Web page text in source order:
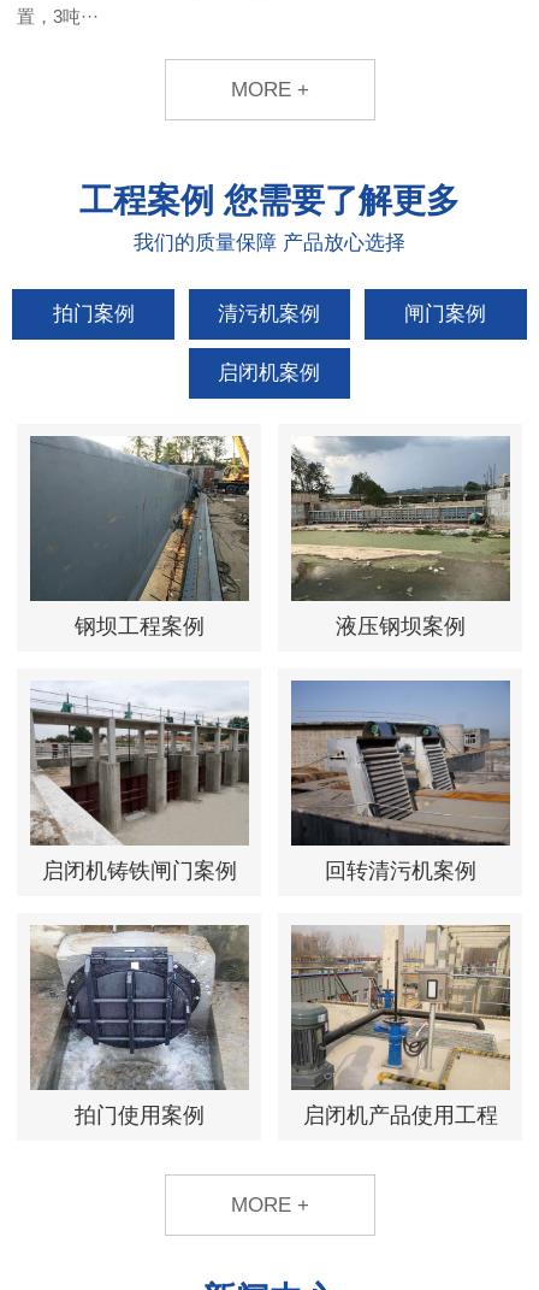
置，3吨···
MORE +
工程案例 您需要了解更多
我们的质量保障 产品放心选择
拍门案例 清污机案例 闸门案例
启闭机案例
钢坝工程案例 液压钢坝案例
启闭机铸铁闸门案例 回转清污机案例
拍门使用案例 启闭机产品使用工程
MORE +